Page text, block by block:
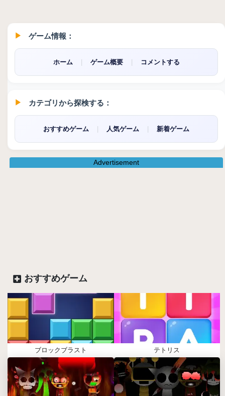
ゲーム情報：
ホーム ゲーム概要 コメントする
カテゴリから探検する：
おすすめゲーム 人気ゲーム 新着ゲーム
Advertisement
おすすめゲーム
ブロックブラスト テトリス